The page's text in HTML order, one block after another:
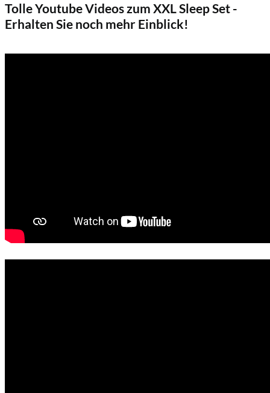
Tolle Youtube Videos zum XXL Sleep Set -
Erhalten Sie noch mehr Einblick!